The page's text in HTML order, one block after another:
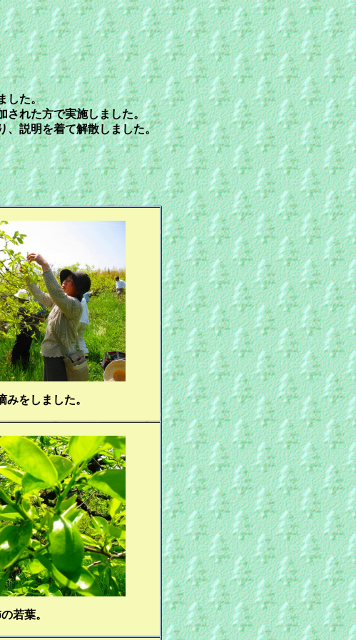
した。
された方で実施しました。
、説明を着て解散しました。
みをしました。
若葉。